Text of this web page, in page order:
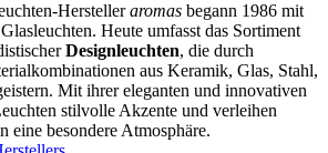
Herstelleraromas begann 1986 mit
Heute umfasst das Sortiment
Designleuchten, die durch
aus Keramik, Glas, Stahl,
Mit ihrer eleganten und innovativen
stilvolle Akzente und verleihen
eine besondere Atmosphäre.